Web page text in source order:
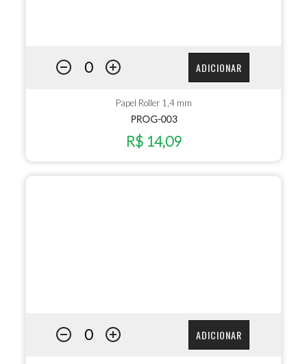
ADICIONAR
Papel Roller 1,4 mm
PROG-003
R$ 14,09
ADICIONAR